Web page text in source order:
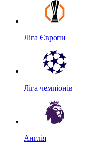
Ліга Європи
Ліга чемпіонів
Англія